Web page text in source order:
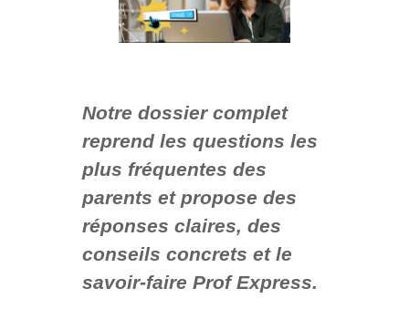
Notre dossier complet
reprend les questions les
plus fréquentes des
parents et propose des
réponses claires, des
conseils concrets et le
savoir-faire Prof Express.